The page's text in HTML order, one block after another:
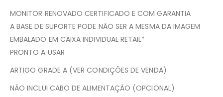
MONITOR RENOVADO CERTIFICADO E COM GARANTIA
A BASE DE SUPORTE PODE NÃO SER A MESMA DA IMAGEM
EMBALADO EM CAIXA INDIVIDUAL RETAIL*
PRONTO A USAR
ARTIGO GRADE A (VER CONDIÇÕES DE VENDA)
NÃO INCLUI CABO DE ALIMENTAÇÃO (OPCIONAL)